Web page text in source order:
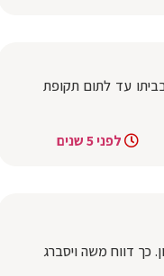
עד לתום תקופת
לפני 5 שנים
כך דווח משה ויסברג